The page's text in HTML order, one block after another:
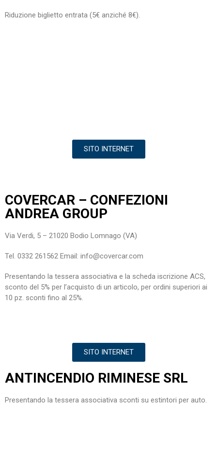
Riduzione biglietto entrata (5€ anziché 8€).
SITO INTERNET
COVERCAR – CONFEZIONI
ANDREA GROUP
Via Verdi, 5 – 21020 Bodio Lomnago (VA)
Tel. 0332 261562 Email: info@covercar.com
Presentando la tessera associativa e la scheda iscrizione ACS,
sconto del 5% per l’acquisto di un articolo, per ordini superiori ai
10 pz. sconti fino al 25%.
SITO INTERNET
ANTINCENDIO RIMINESE SRL
Presentando la tessera associativa sconti su estintori per auto.